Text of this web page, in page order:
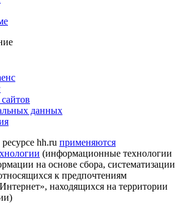
данных
hh.ru применяются
(информационные технологии
на основе сбора, систематизации
к предпочтениям
находящихся на территории